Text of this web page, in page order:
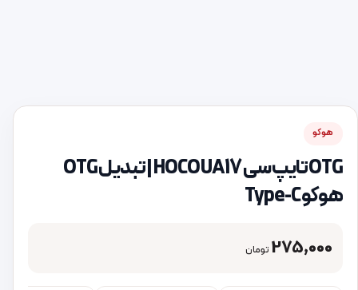
هوکو
OTG تایپ سی HOCO UA17 | تبدیل OTG
هوکو Type-C
275,000 تومان